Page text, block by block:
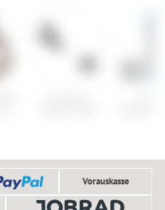
Vorauskasse